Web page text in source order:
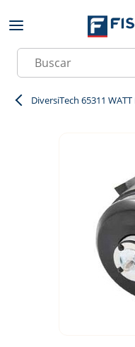
Skip to main content
Site Search
DiversiTech 65311